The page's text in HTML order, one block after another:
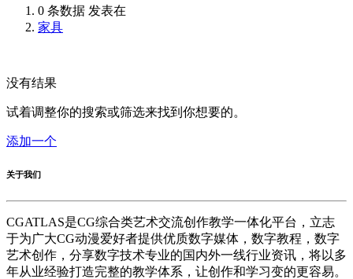
0 条数据 发表在
家具
没有结果
试着调整你的搜索或筛选来找到你想要的。
添加一个
关于我们
CGATLAS是CG综合类艺术交流创作教学一体化平台，立志
于为广大CG动漫爱好者提供优质数字媒体，数字教程，数字
艺术创作，分享数字技术专业的国内外一线行业资讯，将以多
年从业经验打造完整的教学体系，让创作和学习变的更容易。